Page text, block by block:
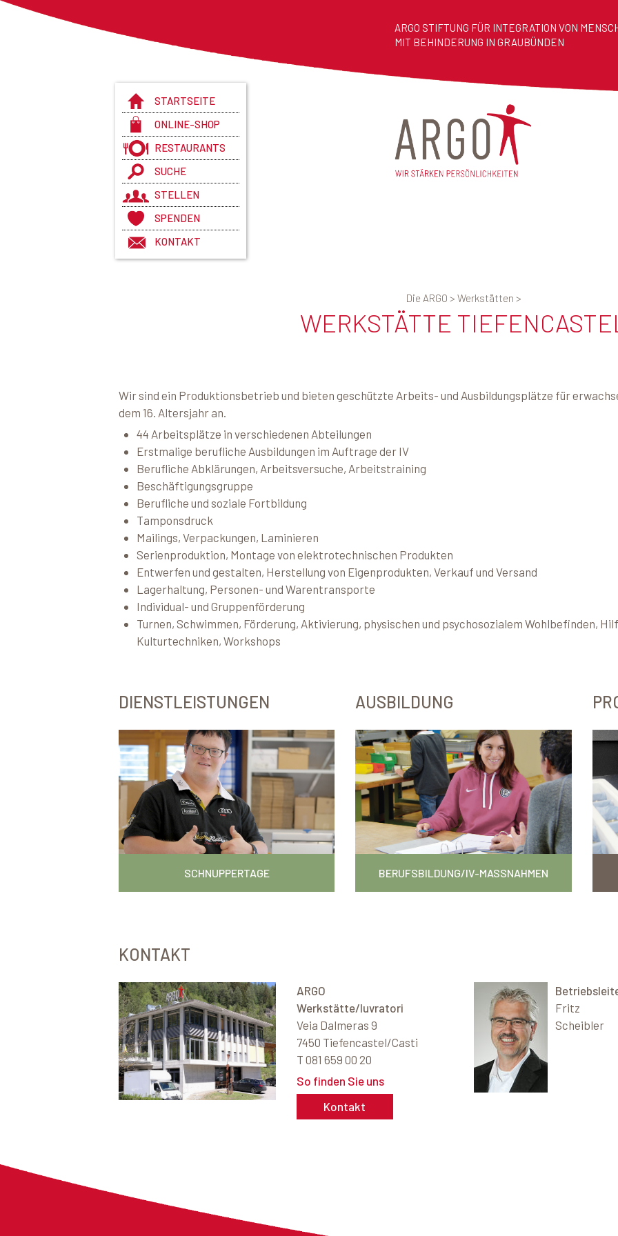
ARGO STIFTUNG FÜR INTEGRATION VON
MIT BEHINDERUNG IN GRAUBÜNDEN
STARTSEITE
ONLINE-SHOP
RESTAURANTS
SUCHE
STELLEN
SPENDEN
KONTAKT
Die ARGO > Werkstätten >
WERKSTÄTTE
Wir sind ein Produktionsbetrieb und bieten geschützte Arbeits- und Ausbildungsplätze für
dem 16. Altersjahr an.
44 Arbeitsplätze in verschiedenen Abteilungen
Erstmalige berufliche Ausbildungen im Auftrage der IV
Berufliche Abklärungen, Arbeitsversuche, Arbeitstraining
Beschäftigungsgruppe
Berufliche und soziale Fortbildung
Tamponsdruck
Mailings, Verpackungen, Laminieren
Serienproduktion, Montage von elektrotechnischen Produkten
Entwerfen und gestalten, Herstellung von Eigenprodukten, Verkauf und Versand
Lagerhaltung, Personen- und Warentransporte
Individual- und Gruppenförderung
Turnen, Schwimmen, Förderung, Aktivierung, physischen und psychosozialem Wohlbefinden,
Kulturtechniken, Workshops
DIENSTLEISTUNGEN
SCHNUPPERTAGE
AUSBILDUNG
BERUFSBILDUNG/IV-MASSNAHMEN
KONTAKT
ARGO
Werkstätte/luvratori
Veia Dalmeras 9
7450 Tiefencastel/Casti
T 081 659 00 20
So finden Sie uns
Kontakt
Fritz
Scheibler